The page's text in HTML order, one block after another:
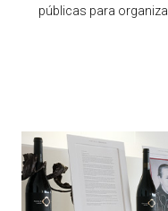
públicas para